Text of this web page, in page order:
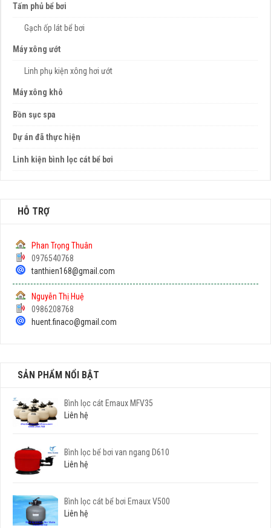
Tấm phủ bể bơi
Gạch ốp lát bể bơi
Máy xông ướt
Linh phụ kiện xông hơi ướt
Máy xông khô
Bồn sục spa
Dự án đã thực hiện
Linh kiện bình lọc cát bể bơi
HỖ TRỢ
Phan Trọng Thuân
0976540768
tanthien168@gmail.com
Nguyễn Thị Huệ
0986208768
huent.finaco@gmail.com
SẢN PHẨM NỔI BẬT
Bình lọc cát Emaux MFV35
Liên hệ
Bình lọc bể bơi van ngang D610
Liên hệ
Bình lọc cát bể bơi Emaux V500
Liên hệ